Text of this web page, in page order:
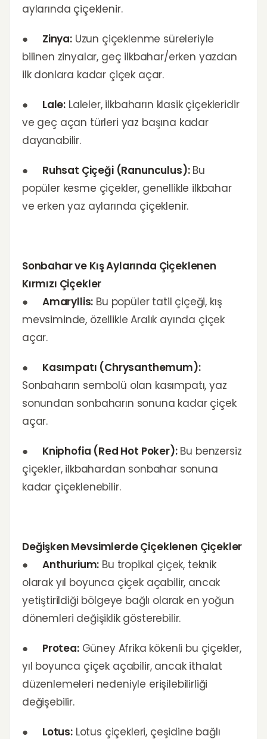
aylarında çiçeklenir.
● Zinya:Uzun çiçeklenme süreleriyle
bilinen zinyalar, geç ilkbahar/erken yazdan
ilk donlara kadar çiçek açar.
● Lale: Laleler, ilkbaharın klasik çiçekleridir
ve geç açan türleri yaz başına kadar
dayanabilir.
● Ruhsat Çiçeği (Ranunculus):Bu
popüler kesme çiçekler, genellikle ilkbahar
ve erken yaz aylarında çiçeklenir.
Sonbahar ve Kış Aylarında Çiçeklenen
Kırmızı Çiçekler
● Amaryllis: Bu popüler tatil çiçeği, kış
mevsiminde, özellikle Aralık ayında çiçek
açar.
● Kasımpatı (Chrysanthemum):
Sonbaharın sembolü olan kasımpatı, yaz
sonundan sonbaharın sonuna kadar çiçek
açar.
● Kniphofia (Red Hot Poker):Bu benzersiz
çiçekler, ilkbahardan sonbahar sonuna
kadar çiçeklenebilir.
Değişken Mevsimlerde Çiçeklenen Çiçekler
● Anthurium: Bu tropikal çiçek, teknik
olarak yıl boyunca çiçek açabilir, ancak
yetiştirildiği bölgeye bağlı olarak en yoğun
dönemleri değişiklik gösterebilir.
● Protea:Güney Afrika kökenli bu çiçekler,
yıl boyunca çiçek açabilir, ancak ithalat
düzenlemeleri nedeniyle erişilebilirliği
değişebilir.
● Lotus:Lotus çiçekleri, çeşidine bağlı